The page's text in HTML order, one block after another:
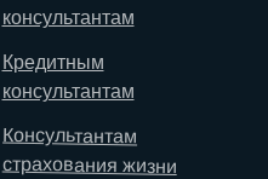
Кредитным
консультантам
Консультантам
страхования жизни
консультантам